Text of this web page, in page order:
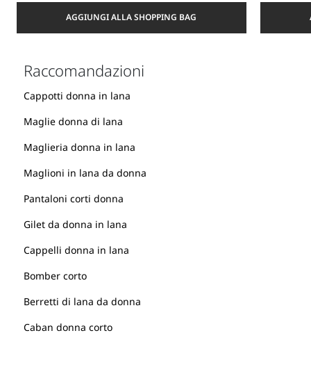
AGGIUNGI ALLA SHOPPING BAG
Raccomandazioni
Cappotti donna in lana
Maglie donna di lana
Maglieria donna in lana
Maglioni in lana da donna
Pantaloni corti donna
Gilet da donna in lana
Cappelli donna in lana
Bomber corto
Berretti di lana da donna
Caban donna corto